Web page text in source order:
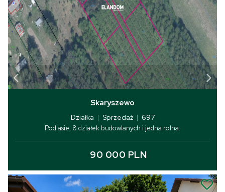
Skaryszewo
Działka | Sprzedaż | 697
Podlasie, 8 działek budowlanych i jedna rolna.
90 000 PLN